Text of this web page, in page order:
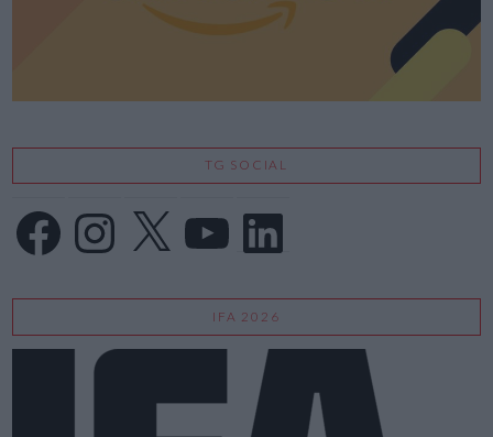
TG SOCIAL
FacebookInstagram
X LinkedIn
IFA 2026